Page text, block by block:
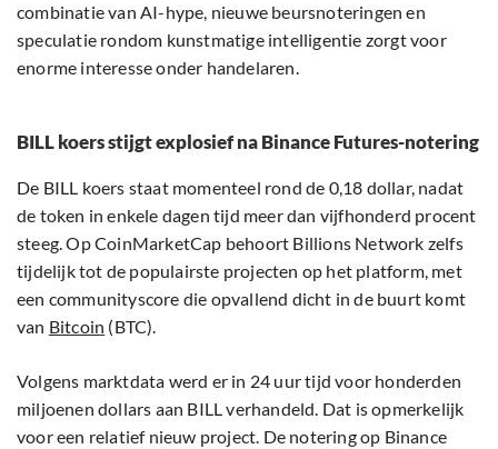
combinatie van AI-hype, nieuwe beursnoteringen en
speculatie rondom kunstmatige intelligentie zorgt voor
enorme interesse onder handelaren.
BILL koers stijgt explosief na Binance Futures-notering
De BILL koers staat momenteel rond de 0,18 dollar, nadat
de token in enkele dagen tijd meer dan vijfhonderd procent
steeg. Op CoinMarketCap behoort Billions Network zelfs
tijdelijk tot de populairste projecten op het platform, met
een communityscore die opvallend dicht in de buurt komt
van Bitcoin (BTC).
Volgens marktdata werd er in 24 uur tijd voor honderden
miljoenen dollars aan BILL verhandeld. Dat is opmerkelijk
voor een relatief nieuw project. De notering op Binance